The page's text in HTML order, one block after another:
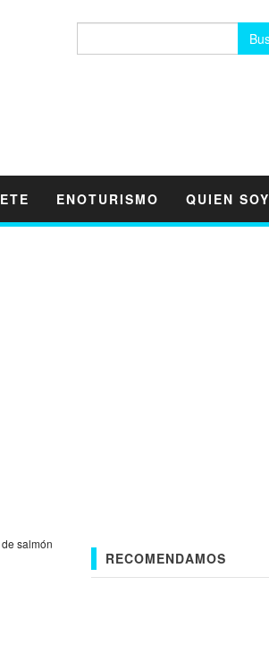
ENOTURISMO QUIEN SOY
salmón
RECOMENDAMOS